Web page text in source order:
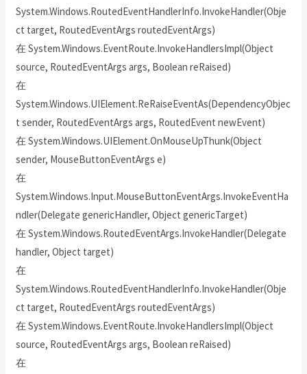
System.Windows.RoutedEventHandlerInfo.InvokeHandler(Obje
ct target, RoutedEventArgs routedEventArgs)
在 System.Windows.EventRoute.InvokeHandlersImpl(Object
source, RoutedEventArgs args, Boolean reRaised)
在
System.Windows.UIElement.ReRaiseEventAs(DependencyObjec
t sender, RoutedEventArgs args, RoutedEvent newEvent)
在 System.Windows.UIElement.OnMouseUpThunk(Object
sender, MouseButtonEventArgs e)
在
System.Windows.Input.MouseButtonEventArgs.InvokeEventHa
ndler(Delegate genericHandler, Object genericTarget)
在 System.Windows.RoutedEventArgs.InvokeHandler(Delegate
handler, Object target)
在
System.Windows.RoutedEventHandlerInfo.InvokeHandler(Obje
ct target, RoutedEventArgs routedEventArgs)
在 System.Windows.EventRoute.InvokeHandlersImpl(Object
source, RoutedEventArgs args, Boolean reRaised)
在